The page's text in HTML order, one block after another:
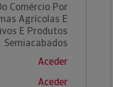
Comércio Por
Agrícolas E
E Produtos
Semiacabados
Aceder
Aceder